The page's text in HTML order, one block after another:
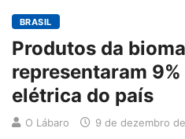
BRASIL
Produtos da
representaram
elétrica do país
O Lábaro 9 de dezembro